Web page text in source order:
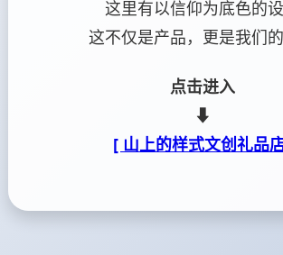
这里有以信仰为底色的
这不仅是产品，更是我们
点击进入
⬇
[ 山上的样式文创礼品